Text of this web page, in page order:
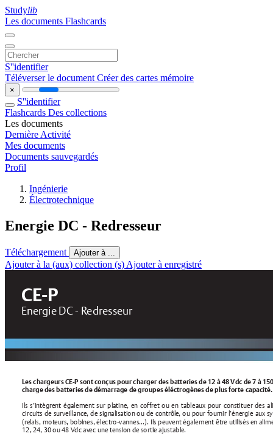
Studylib
Les documents Flashcards
S''identifier
Téléverser le document Créer des cartes mémoire
×
S''identifier
Flashcards Des collections
Les documents
Dernière Activité
Mes documents
Documents sauvegardés
Profil
Ingénierie
Électrotechnique
Energie DC - Redresseur
Téléchargement Ajouter à ...
Ajouter à la (aux) collection (s) Ajouter à enregistré
CE-P
Energie DC - Redresseur
Les chargeurs CE-P sont conçus pour charger des batteries de 12 à 48 Vdc de 7 à
charge des batteries de démarrage de groupes éléctrogènes de plus forte capacité.
Ils s’intègrent également sur platine, en coffret ou en tableaux pour constituer des
circuits de surve illance, de signalisation ou de contrôle, ou pour fournir l’énergie aux
(relais, moteurs, bobines, électro-vannes…). Ils peuvent également être utilisés en
12, 24, 30 ou 48 Vdc avec une tension de sortie ajustable.